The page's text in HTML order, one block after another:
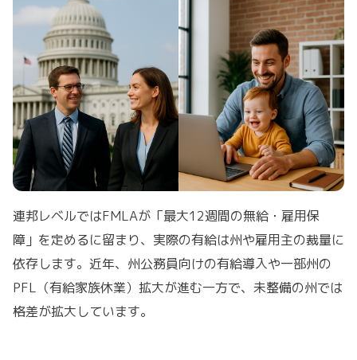
連邦レベルではFMLAが「最大12週間の無給・雇用保
障」を定めるに留まり、実際の有給は州や雇用主の裁量に
依存します。近年、州公務員向けの有給導入や一部州の
PFL（有給家族休業）拡大が進む一方で、未整備の州では
格差が拡大しています。